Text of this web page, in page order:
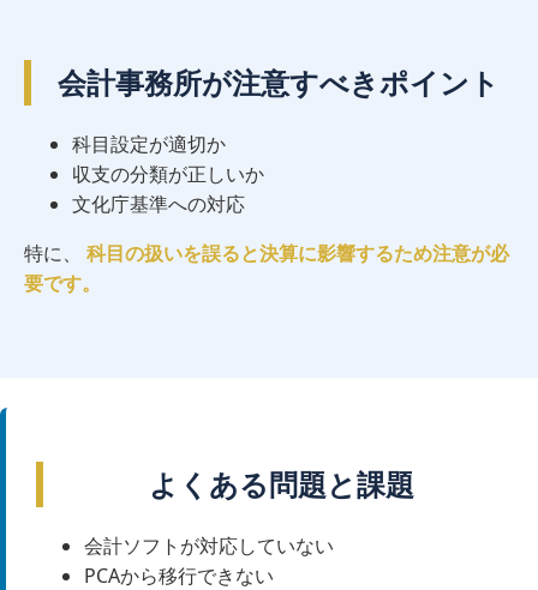
会計事務所が注意すべきポイント
科目設定が適切か
収支の分類が正しいか
文化庁基準への対応
特に、 科目の扱いを誤ると決算に影響するため注意が必
要です。
よくある問題と課題
会計ソフトが対応していない
PCAから移行できない